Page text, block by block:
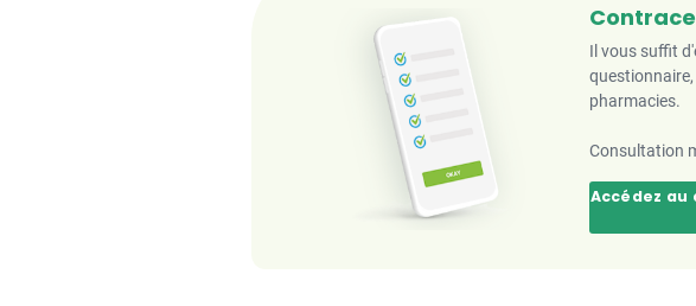
Il vous suffit
pharmacies.
Consultation
Accédez